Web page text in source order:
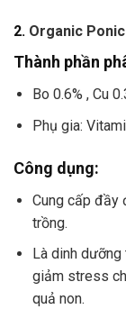
2. Organic Ponic
Thành phần
Bo 0.6% , Cu
Phụ gia:
Công dụng:
Cung cấp đầy
trồng.
Là dinh
giảm stress
quả non.